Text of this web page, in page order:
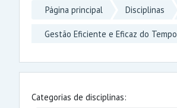
Página principal Disciplinas
Gestão Eficiente e Eficaz do Tempo
Categorias de disciplinas: